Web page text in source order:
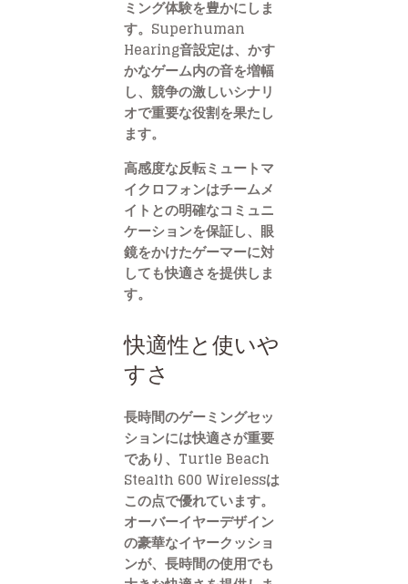
ミング体験を豊かにしま
す。Superhuman
Hearing音設定は、かす
かなゲーム内の音を増幅
し、競争の激しいシナリ
オで重要な役割を果たし
ます。
高感度な反転ミュートマ
イクロフォンはチームメ
イトとの明確なコミュニ
ケーションを保証し、眼
鏡をかけたゲーマーに対
しても快適さを提供しま
す。
快適性と使いや
すさ
長時間のゲーミングセッ
ションには快適さが重要
であり、Turtle Beach
Stealth 600 Wirelessは
この点で優れています。
オーバーイヤーデザイン
の豪華なイヤークッショ
ンが、長時間の使用でも